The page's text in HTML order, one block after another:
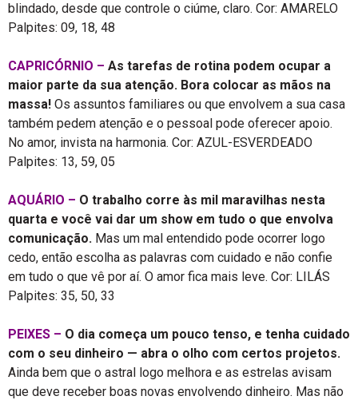
blindado, desde que controle o ciúme, claro. Cor: AMARELO
Palpites: 09, 18, 48
CAPRICÓRNIO – As tarefas de rotina podem ocupar a
maior parte da sua atenção. Bora colocar as mãos na
massa! Os assuntos familiares ou que envolvem a sua casa
também pedem atenção e o pessoal pode oferecer apoio.
No amor, invista na harmonia. Cor: AZUL-ESVERDEADO
Palpites: 13, 59, 05
AQUÁRIO – O trabalho corre às mil maravilhas nesta
quarta e você vai dar um show em tudo o que envolva
comunicação. Mas um mal entendido pode ocorrer logo
cedo, então escolha as palavras com cuidado e não confie
em tudo o que vê por aí. O amor fica mais leve. Cor: LILÁS
Palpites: 35, 50, 33
PEIXES – O dia começa um pouco tenso, e tenha cuidado
com o seu dinheiro — abra o olho com certos projetos.
Ainda bem que o astral logo melhora e as estrelas avisam
que deve receber boas novas envolvendo dinheiro. Mas não